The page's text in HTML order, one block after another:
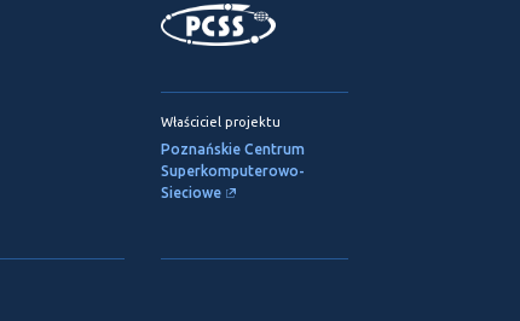
Właściciel projektu
Poznańskie Centrum
Superkomputerowo-
Sieciowe